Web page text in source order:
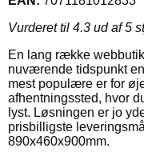
Vurderet til 4.3 ud af 5
En lang række
nuværende tidspunkt
mest populære er for
afhentningssted, hvor
lyst. Løsningen er jo
prisbilligste
890x460x900mm.